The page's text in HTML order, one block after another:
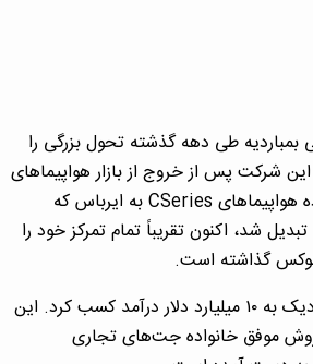
بمباردیه طی دهه گذشته تحول بزرگی را
شرکت پس از خروج از بازار هواپیماهای
تجاری و واگذاری خانواده هواپیماهای CSeries به ایرباس که
بعدها به Airbus A220 تبدیل شد، اکنون تقریباً تمام تمرکز خود را
گذاشته است.
بمباردیه در سال ۲۰۲۵ نزدیک به ۱۰ میلیارد دلار درآمد کسب کرد. این
موفق خانواده جت‌های تجاری